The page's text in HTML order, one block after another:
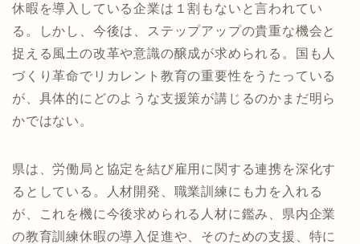
休暇を導入している企業は１割もないと言われてい
る。しかし、今後は、ステップアップの貴重な機会と
捉える風土の改革や意識の醸成が求められる。国も人
づくり革命でリカレント教育の重要性をうたっている
が、具体的にどのような支援策が講じるのかまだ明ら
かではない。
県は、労働局と協定を結び雇用に関する連携を深化す
るとしている。人材開発、職業訓練にも力を入れる
が、これを機に今後求められる人材に鑑み、県内企業
の教育訓練休暇の導入促進や、そのための支援、特に